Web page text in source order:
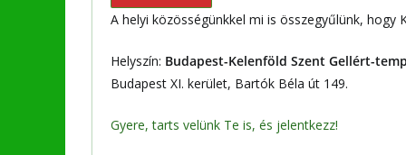
A helyi közösségünkkel mi is összegyűlünk, hogy
Helyszín: Budapest-Kelenföld Szent Gellért-
Budapest XI. kerület, Bartók Béla út 149.
Gyere, tarts velünk Te is, és jelentkezz!